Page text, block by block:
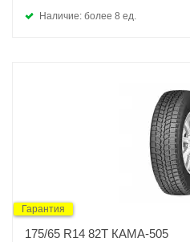
Наличие: более 8 ед.
Гарантия
175/65 R14 82T КАМА-505